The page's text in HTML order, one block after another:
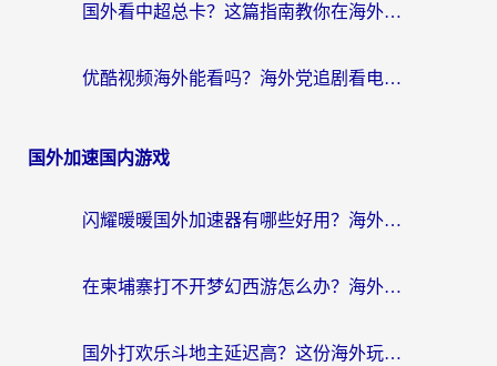
国外看中超总卡？这篇指南教你在海外流畅看体育赛事+中文解说（附避坑技巧）
优酷视频海外能看吗？海外党追剧看电影的终极解决方案来了
国外加速国内游戏
闪耀暖暖国外加速器有哪些好用？海外党亲测的国服游戏加速终极指南
在柬埔寨打不开梦幻西游怎么办？海外玩家国服游戏加速终极指南
国外打欢乐斗地主延迟高？这份海外玩家国服游戏加速指南帮你解决卡顿烦恼